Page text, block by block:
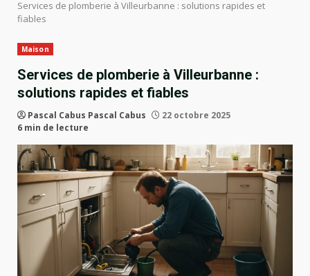
Services de plomberie à Villeurbanne : solutions rapides et
fiables
Maison
Services de plomberie à Villeurbanne :
solutions rapides et fiables
Pascal Cabus Pascal Cabus
22 octobre 2025
6 min de lecture